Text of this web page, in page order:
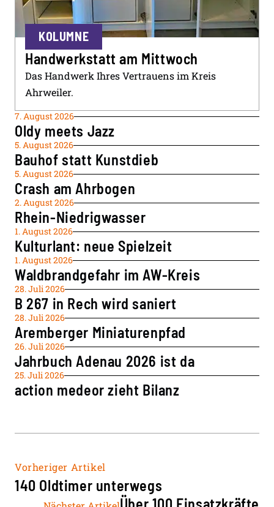
KOLUMNE
Handwerkstatt am Mittwoch
Das Handwerk Ihres Vertrauens im Kreis
Ahrweiler.
7. August 2026
Oldy meets Jazz
5. August 2026
Bauhof statt Kunstdieb
5. August 2026
Crash am Ahrbogen
2. August 2026
Rhein-Niedrigwasser
1. August 2026
Kulturlant: neue Spielzeit
1. August 2026
Waldbrandgefahr im AW-Kreis
28. Juli 2026
B 267 in Rech wird saniert
28. Juli 2026
Aremberger Miniaturenpfad
26. Juli 2026
Jahrbuch Adenau 2026 ist da
25. Juli 2026
action medeor zieht Bilanz
Vorheriger Artikel
140 Oldtimer unterwegs